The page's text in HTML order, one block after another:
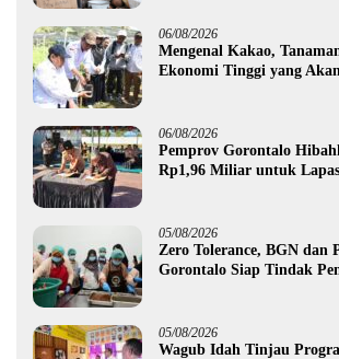
06/08/2026
Mengenal Kakao,
Ekonomi Tinggi yang
06/08/2026
Pemprov Gorontalo
Rp1,96 Miliar untuk
05/08/2026
Zero Tolerance, BGN dan
Gorontalo Siap Tindak
05/08/2026
Wagub Idah Tinjau